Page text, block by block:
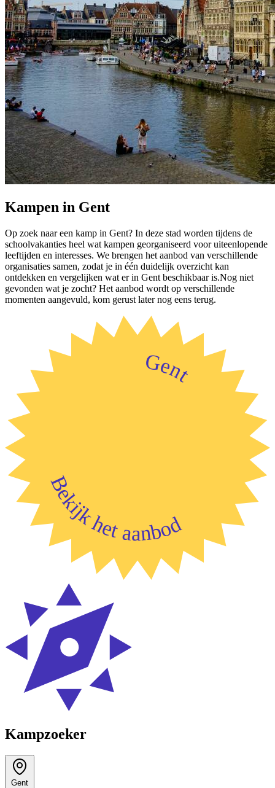
Kampen in Gent
Op zoek naar een kamp in Gent? In deze stad worden tijdens de
schoolvakanties heel wat kampen georganiseerd voor uiteenlopende
leeftijden en interesses. We brengen het aanbod van verschillende
organisaties samen, zodat je in één duidelijk overzicht kan
ontdekken en vergelijken wat er in Gent beschikbaar is.Nog niet
gevonden wat je zocht? Het aanbod wordt op verschillende
momenten aangevuld, kom gerust later nog eens terug.
Gent
Bekijk het aanbod
Kampzoeker
Gent